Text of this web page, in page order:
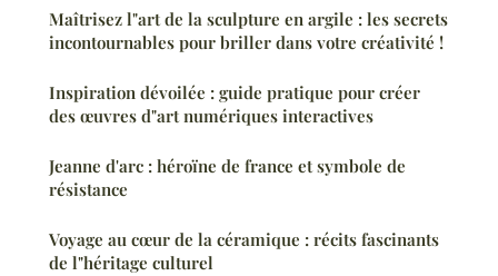
Maîtrisez l"art de la sculpture en argile : les secrets
incontournables pour briller dans votre créativité !
Inspiration dévoilée : guide pratique pour créer
des œuvres d"art numériques interactives
Jeanne d'arc : héroïne de france et symbole de
résistance
Voyage au cœur de la céramique : récits fascinants
de l"héritage culturel